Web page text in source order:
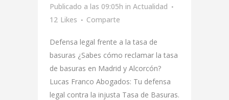
Publicado a las 09:05h in Actualidad
12 Likes Comparte
Defensa legal frente a la tasa de
basuras ¿Sabes cómo reclamar la tasa
de basuras en Madrid y Alcorcón?
Lucas Franco Abogados: Tu defensa
legal contra la injusta Tasa de Basuras.